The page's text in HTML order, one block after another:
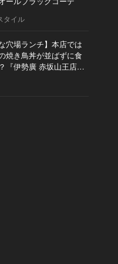
タイル
穴場ランチ】本店では
焼き鳥丼が並ばずに食
『伊勢廣 赤坂山王店』